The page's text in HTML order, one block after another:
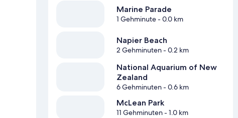
Marine Parade
1 Gehminute- 0.0 km
Napier Beach
2 Gehminuten- 0.2 km
National Aquarium of New
Zealand
6 Gehminuten- 0.6 km
McLean Park
11 Gehminuten- 1.0 km